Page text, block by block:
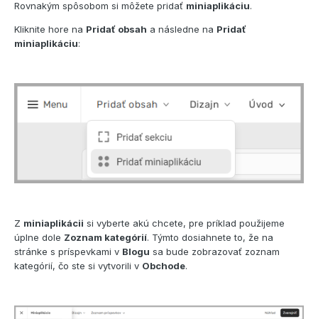
Rovnakým spôsobom si môžete pridať miniaplikáciu.
Kliknite hore na Pridať obsah a následne na Pridať
miniaplikáciu:
Z miniaplikácii si vyberte akú chcete, pre príklad použijeme
úplne dole Zoznam kategórií. Týmto dosiahnete to, že na
stránke s príspevkami v Blogu sa bude zobrazovať zoznam
kategórií, čo ste si vytvorili v Obchode.